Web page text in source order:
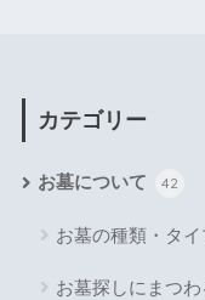
カテゴリー
お墓について 42
お墓の種類・タ
お墓探しにまつ